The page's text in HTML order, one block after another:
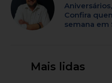
Confira
semana em
Mais lidas